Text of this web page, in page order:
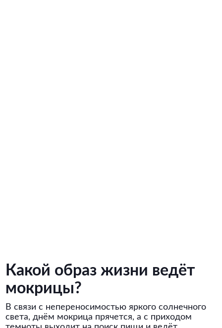
Какой образ жизни ведёт
мокрицы?
В связи с непереносимостью яркого солнечного
света, днём мокрица прячется, а с приходом